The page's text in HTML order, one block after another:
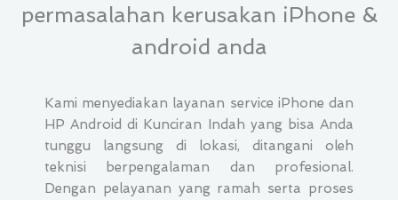
permasalahan kerusakan iPhone &
android anda
Kami menyediakan layanan service iPhone dan
HP Android di Kunciran Indah yang bisa Anda
tunggu langsung di lokasi, ditangani oleh
teknisi berpengalaman dan profesional.
Dengan pelayanan yang ramah serta proses